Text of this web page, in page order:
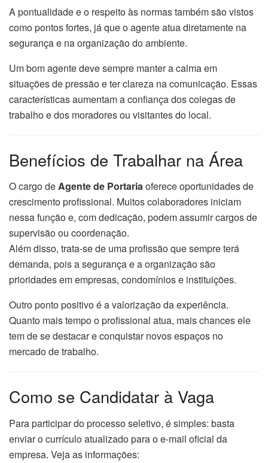
A pontualidade e o respeito às normas também são vistos
como pontos fortes, já que o agente atua diretamente na
segurança e na organização do ambiente.
Um bom agente deve sempre manter a calma em
situações de pressão e ter clareza na comunicação. Essas
características aumentam a confiança dos colegas de
trabalho e dos moradores ou visitantes do local.
Benefícios de Trabalhar na Área
O cargo deAgente de Portariaoferece oportunidades de
crescimento profissional. Muitos colaboradores iniciam
nessa função e, com dedicação, podem assumir cargos de
supervisão ou coordenação.
Além disso, trata-se de uma profissão que sempre terá
demanda, pois a segurança e a organização são
prioridades em empresas, condomínios e instituições.
Outro ponto positivo é a valorização da experiência.
Quanto mais tempo o profissional atua, mais chances ele
tem de se destacar e conquistar novos espaços no
mercado de trabalho.
Como se Candidatar à Vaga
Para participar do processo seletivo, é simples: basta
enviar o currículo atualizado para o e-mail oficial da
empresa. Veja as informações: